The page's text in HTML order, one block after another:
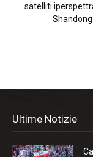
satelliti
Shandong
Ultime Notizie